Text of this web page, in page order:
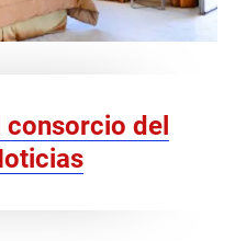
consorcio del